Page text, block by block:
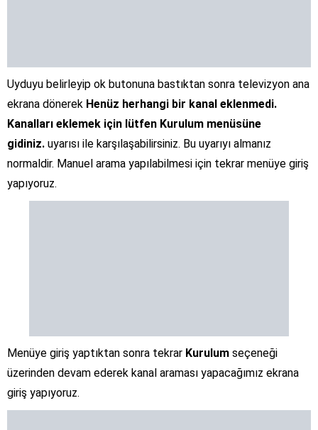
Uyduyu belirleyip ok butonuna bastıktan sonra televizyon ana
ekrana dönerek Henüz herhangi bir kanal eklenmedi.
Kanalları eklemek için lütfen Kurulum menüsüne
gidiniz. uyarısı ile karşılaşabilirsiniz. Bu uyarıyı almanız
normaldir. Manuel arama yapılabilmesi için tekrar menüye giriş
yapıyoruz.
Menüye giriş yaptıktan sonra tekrar Kurulum seçeneği
üzerinden devam ederek kanal araması yapacağımız ekrana
giriş yapıyoruz.